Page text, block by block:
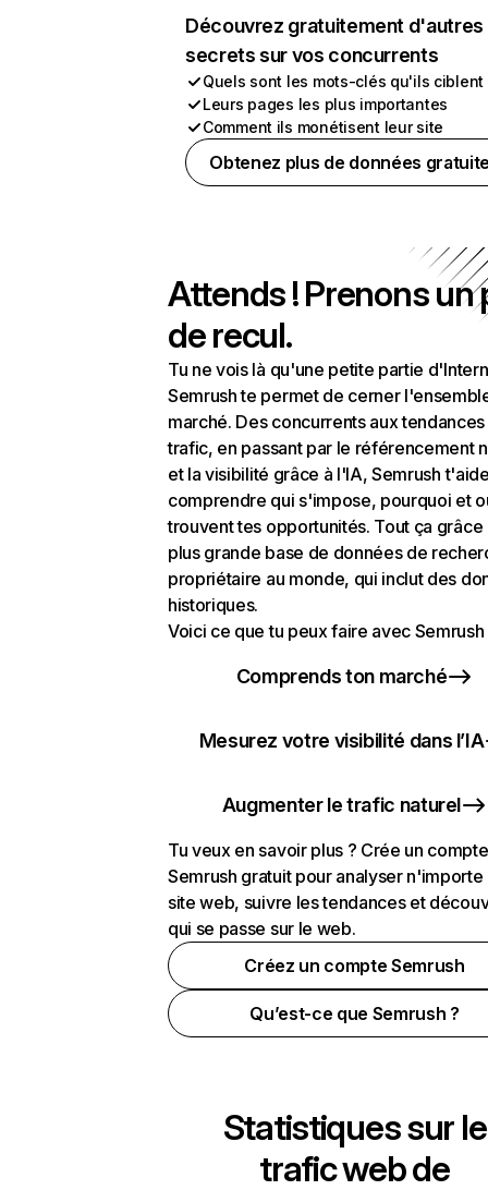
Découvrez gratuitement d'autres
secrets sur vos concurrents
Quels sont les mots-clés qu'ils ciblent
Leurs pages les plus importantes
Comment ils monétisent leur site
Obtenez plus de données
Attends ! Prenons un
de recul.
Tu ne vois là qu'une petite partie
Semrush te permet de cerner
marché. Des concurrents aux
trafic, en passant par le référencement
et la visibilité grâce à l'IA, Semrush
comprendre qui s'impose, pourquoi et
trouvent tes opportunités. Tout ça grâce
plus grande base de données de
propriétaire au monde, qui inclut des
historiques.
Voici ce que tu peux faire avec Semrush
Comprends ton marché
Mesurez votre visibilité dans l’IA
Augmenter le trafic naturel
Tu veux en savoir plus ? Crée un compte
Semrush gratuit pour analyser n'importe
site web, suivre les tendances et
qui se passe sur le web.
Créez un compte Semrush
Qu’est-ce que Semrush ?
Statistiques sur le
trafic web de